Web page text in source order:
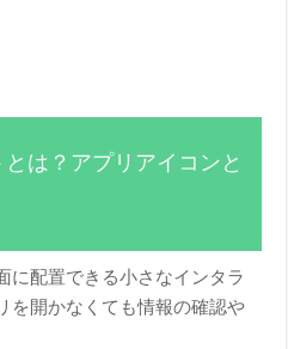
は？アプリアイコンと
に配置できる小さなインタラ
を開かなくても情報の確認や